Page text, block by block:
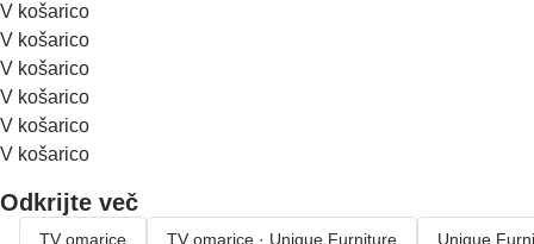
V košarico
V košarico
V košarico
V košarico
V košarico
V košarico
Odkrijte več
TV omarice TV omarice · Unique Furniture Unique